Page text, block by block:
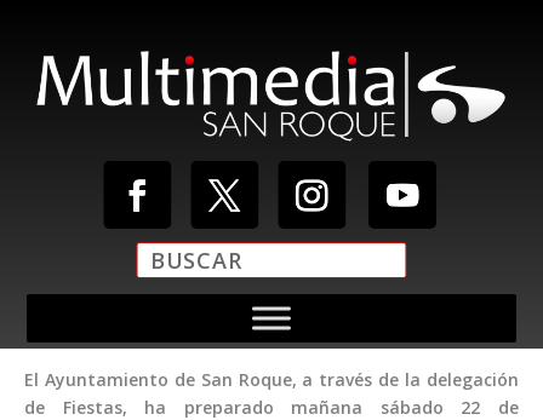
El Ayuntamiento de San Roque, a través de la delegación
de Fiestas, ha preparado mañana sábado 22 de